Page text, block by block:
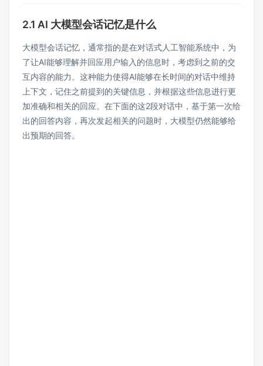
2.1 AI 大模型会话记忆是什么
大模型会话记忆，通常指的是在对话式人工智能系统中，为
了让AI能够理解并回应用户输入的信息时，考虑到之前的交
互内容的能力。这种能力使得AI能够在长时间的对话中维持
上下文，记住之前提到的关键信息，并根据这些信息进行更
加准确和相关的回应。在下面的这2段对话中，基于第一次给
出的回答内容，再次发起相关的问题时，大模型仍然能够给
出预期的回答。